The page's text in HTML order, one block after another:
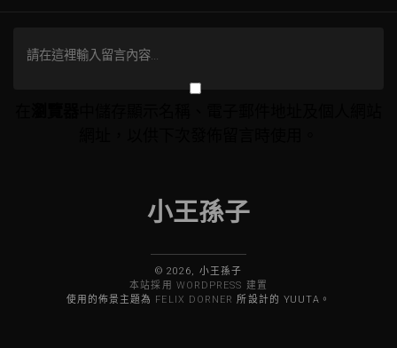
導
小王孫子
© 2026, 小王孫子
本站採用 WORDPRESS 建置
使用的佈景主題為
FELIX DORNER 所設計的 YUUTA。